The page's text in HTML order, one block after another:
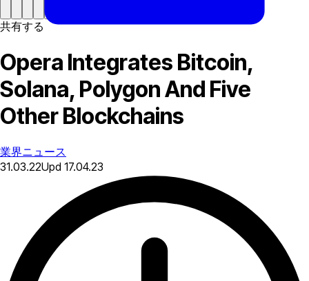
共有する
Opera Integrates Bitcoin,
Solana, Polygon And Five
Other Blockchains
業界ニュース
31.03.22Upd 17.04.23